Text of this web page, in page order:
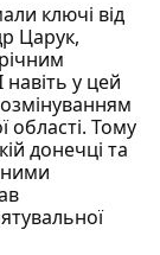
ключі від
Царук,
у цей
області. Тому
донечці та